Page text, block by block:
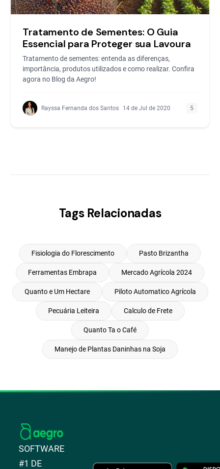
Tratamento de Sementes: O Guia
Essencial para Proteger sua Lavoura
Tratamento de sementes: entenda as diferenças,
importância, produtos utilizados e como realizar. Confira
agora no Blog da Aegro!
Rayssa Fernanda dos Santos 14 de Jul de 2020 5
Tags Relacionadas
Fisiologia do Florescimento Pasto Brizantha
Ferramentas Embrapa Mercado Agrícola 2024
Quanto e Um Hectare Piloto Automatico Agrícola
Pecuária Leiteira Calculo de Frete
Quanto Ta o Café
Manejo de Plantas Daninhas na Soja
SOFTWARE
#1 DE